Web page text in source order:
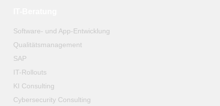
Software- und App-Entwicklung
Qualitätsmanagement
SAP
IT-Rollouts
KI Consulting
Cybersecurity Consulting